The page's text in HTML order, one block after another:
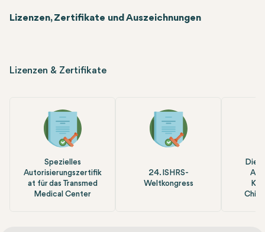
Lizenzen, Zertifikate und Auszeichnungen
Lizenzen & Zertifikate
Spezielles
Autorisierungszertifik
at für das Transmed
Medical Center
24. ISHRS-
Weltkongress
Die